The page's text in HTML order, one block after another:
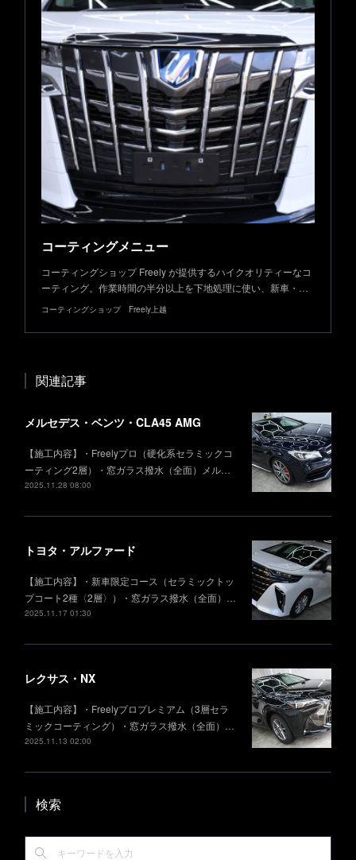
コーティングメニュー
コーティングショップ Freely が提供するハイクオリティーなコ
ーティング。作業時間の半分以上を下地処理に使い、新車・…
コーティングショップ Freely上越
関連記事
メルセデス・ベンツ・CLA45 AMG
【施工内容】・Freelyプロ（硬化系セラミックコ
ーティング2層）・窓ガラス撥水（全面）メル…
2025.11.28 08:00
トヨタ・アルファード
【施工内容】・新車限定コース（セラミックトッ
プコート2種〈2層〉）・窓ガラス撥水（全面）…
2025.11.17 01:30
レクサス・NX
【施工内容】・Freelyプロプレミアム（3層セラ
ミックコーティング）・窓ガラス撥水（全面）…
2025.11.13 02:00
検索